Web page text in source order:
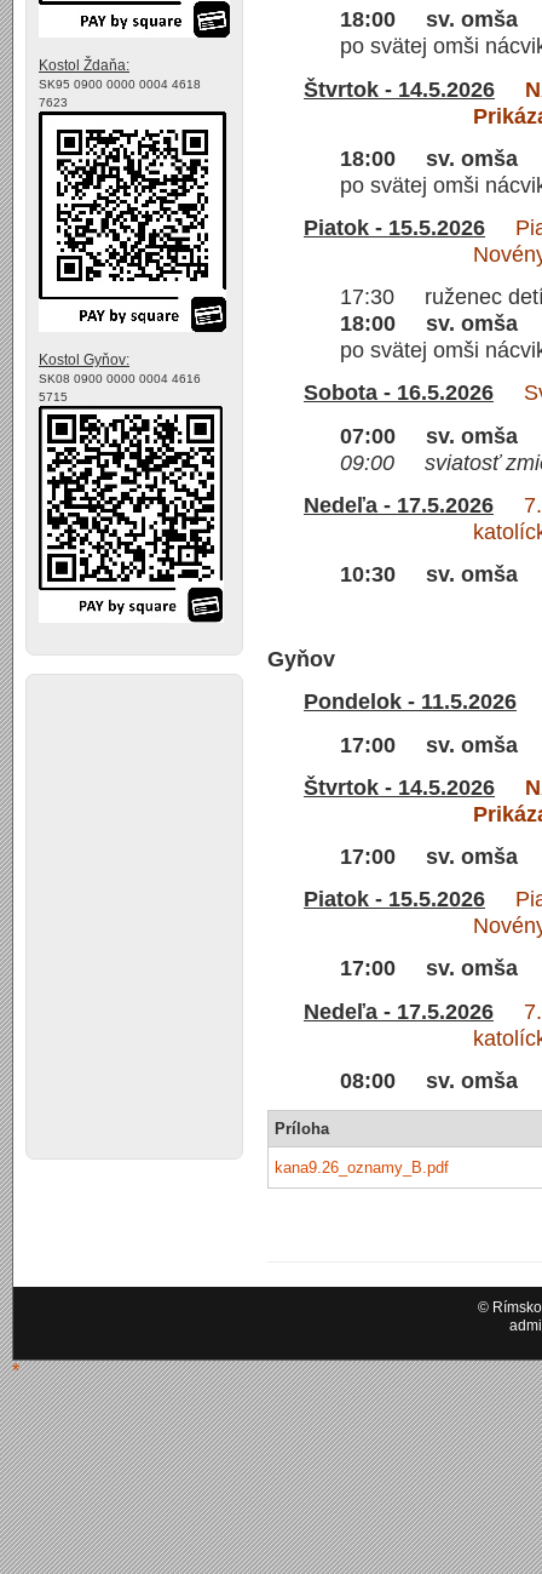
18:00 sv. omša
po svätej omši
Štvrtok - 14.5.2026
18:00 sv. omša
po svätej omši
Piatok - 15.5.2026
17:30 ruženec
18:00 sv. omša
po svätej omši
Sobota - 16.5.2026
07:00 sv. omša
09:00 sviatosť
Nedeľa - 17.5.2026 7.
10:30 sv. omša
Gyňov
Pondelok - 11.5.2026
17:00 sv. omša
Štvrtok - 14.5.2026
17:00 sv. omša
Piatok - 15.5.2026
17:00 sv. omša
Nedeľa - 17.5.2026 7.
08:00 sv. omša
Príloha
kana9.26_oznamy_B.pdf
Kostol Ždaňa:
SK95 0900 0000 0004 4618
7623
Kostol Gyňov:
SK08 0900 0000 0004 4616
5715
©
*